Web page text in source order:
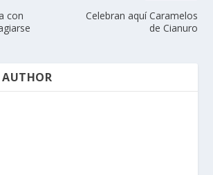
con
Celebran aquí Caramelos
de Cianuro